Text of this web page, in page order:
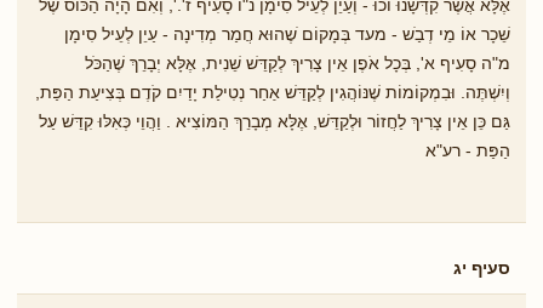
אֶלָּא אֲשֶׁר קִדְּשָׁנוּ וכוּ - וְעַיֵן לְעֵיל סִימָן נ"ו סָעִיף ז'.', וְאִם הָיָה הַכּוֹס שֶׁל
שֵׁכָר אוֹ מֵי דְבַֹש - מעד בְּמָקוֹם ֹשֶהוּא חֲמַר מְדִינָה - עַיֵן לְעֵיל סִימָן
מ"ה סָעִיף א', בְּכָל אֹפֶן אֵין צָרִיךְ לְקַדֵּשׁ שֵׁנִית, אֶלָּא יְבָרֵךְ שֶׁהַכֹּל
וְיִשְׁתֶּה. וּבִמְקוֹמוֹת שֶׁנּוֹהֲגִין לְקַדֵּשׁ אַחַר נְטִילַת יָדַיִם קֹדֶם בְּצִיעַת הַפַּת,
גַּם כֵּן אֵין צָרִיךְ לַחֲזוֹר וּלְקַדֵּשׁ, אֶלָּא מְבָרֵךְ הַמּוֹצִיא . וַהֲוֵי כְּאִלּוּ קִדֵּשׁ עַל
הַפַּת - רע"א
סעיף יג